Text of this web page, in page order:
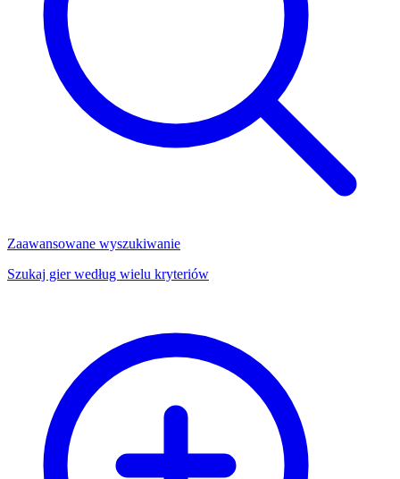
Zaawansowane wyszukiwanie
Szukaj gier według wielu kryteriów